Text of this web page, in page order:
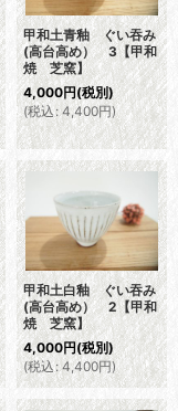
甲和土青釉 ぐい吞み
(高台高め） 3【甲和
焼 芝窯】
4,000円(税別)
(税込: 4,400円)
甲和土白釉 ぐい吞み
(高台高め） 2【甲和
焼 芝窯】
4,000円(税別)
(税込: 4,400円)